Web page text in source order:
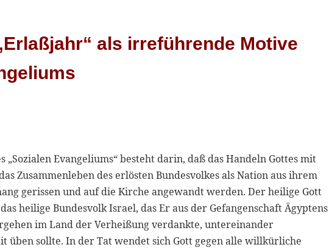
als irreführende Motive
Evangeliums“ besteht darin, daß das Handeln Gottes mit
Zusammenleben des erlösten Bundesvolkes als Nation aus ihrem
gerissen und auf die Kirche angewandt werden. Der heilige Gott
heilige Bundesvolk Israel, das Er aus der Gefangenschaft Ägyptens
im Land der Verheißung verdankte, untereinander
üben sollte. In der Tat wendet sich Gott gegen alle willkürliche